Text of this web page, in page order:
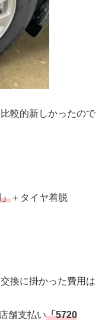
較的新しかったので
＋タイヤ着脱
換に掛かった費用は
舗支払い「5720